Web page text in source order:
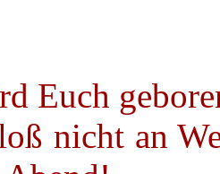
Euch
nicht an